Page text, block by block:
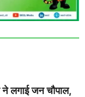
ने लगाई जन चौपाल,